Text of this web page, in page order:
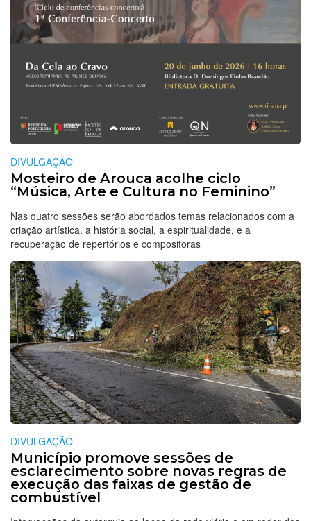
DIVULGAÇÃO
Mosteiro de Arouca acolhe ciclo
“Música, Arte e Cultura no Feminino”
Nas quatro sessões serão abordados temas relacionados com a
criação artística, a história social, a espiritualidade, e a
recuperação de repertórios e compositoras
DIVULGAÇÃO
Município promove sessões de
esclarecimento sobre novas regras de
execução das faixas de gestão de
combustível